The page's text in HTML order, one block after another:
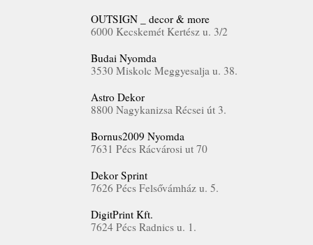
OUTSIGN _ decor & more
6000 Kecskemét Kertész u. 3/2
Budai Nyomda
3530 Miskolc Meggyesalja u. 38.
Astro Dekor
8800 Nagykanizsa Récsei út 3.
Bornus2009 Nyomda
7631 Pécs Rácvárosi ut 70
Dekor Sprint
7626 Pécs Felsővámház u. 5.
DigitPrint Kft.
7624 Pécs Radnics u. 1.